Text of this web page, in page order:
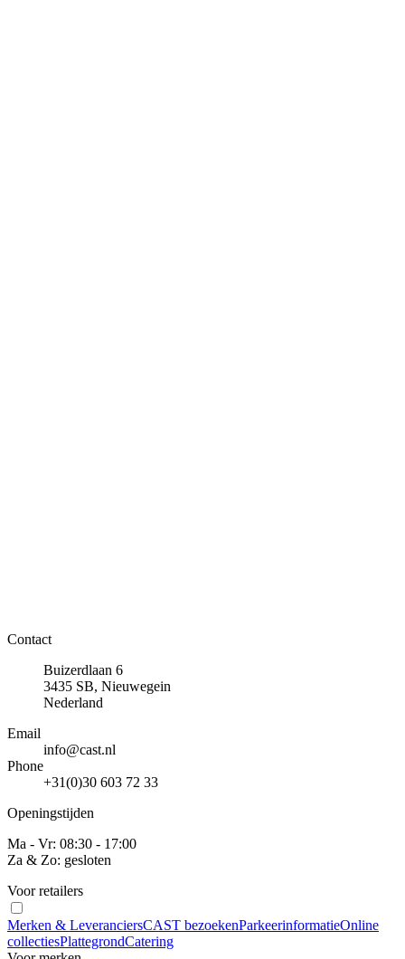
Contact
Buizerdlaan 6
3435 SB, Nieuwegein
Nederland
Email
info@cast.nl
Phone
+31(0)30 603 72 33
Openingstijden
Ma - Vr: 08:30 - 17:00
Za & Zo: gesloten
Voor retailers
Merken & LeveranciersCAST bezoekenParkeerinformatieOnline
collectiesPlattegrondCatering